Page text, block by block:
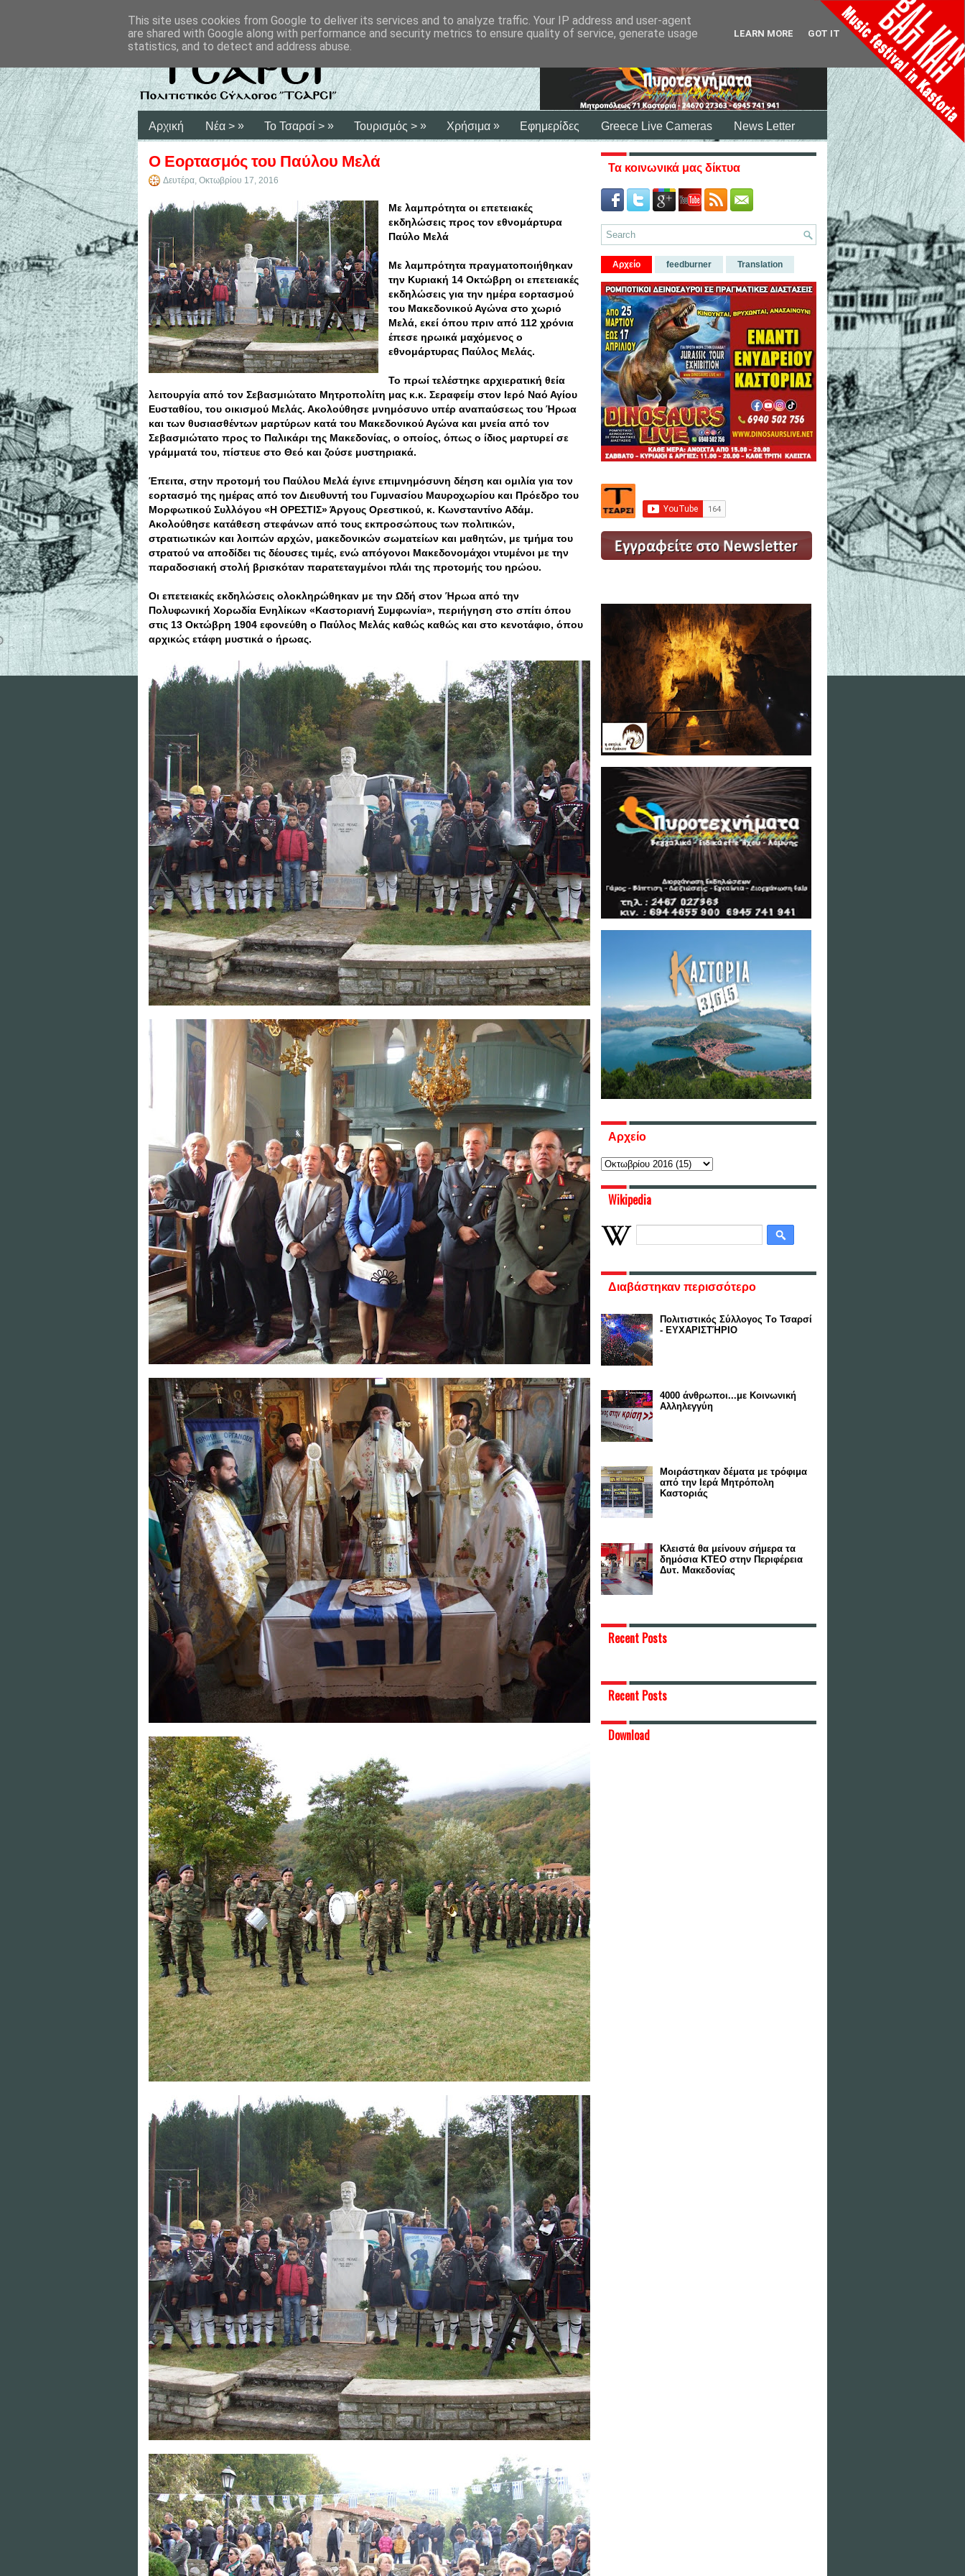
Αρχική Νέα > » Το Τσαρσί > » Τουρισμός > » Χρήσιμα » Εφημερίδες Greece Live Cameras News Letter
Ο Εορτασμός του Παύλου Μελά
Δευτέρα, Οκτωβρίου 17, 2016
Με λαμπρότητα οι επετειακές
εκδηλώσεις προς τον εθνομάρτυρα
Παύλο Μελά
Mε λαμπρότητα πραγματοποιήθηκαν
την Κυριακή 14 Οκτώβρη οι επετειακές
εκδηλώσεις για την ημέρα εορτασμού
του Μακεδονικού Αγώνα στο χωριό
Μελά, εκεί όπου πριν από 112 χρόνια
έπεσε ηρωικά μαχόμενος ο
εθνομάρτυρας Παύλος Μελάς.
Το πρωί τελέστηκε αρχιερατική θεία
λειτουργία από τον Σεβασμιώτατο Μητροπολίτη μας κ.κ. Σεραφείμ στον Ιερό Ναό Αγίου
Ευσταθίου, του οικισμού Μελάς. Ακολούθησε μνημόσυνο υπέρ αναπαύσεως του Ήρωα
και των θυσιασθέντων μαρτύρων κατά του Μακεδονικού Αγώνα και μνεία από τον
Σεβασμιώτατο προς το Παλικάρι της Μακεδονίας, ο οποίος, όπως ο ίδιος μαρτυρεί σε
γράμματά του, πίστευε στο Θεό και ζούσε μυστηριακά.
Έπειτα, στην προτομή του Παύλου Μελά έγινε επιμνημόσυνη δέηση και ομιλία για τον
εορτασμό της ημέρας από τον Διευθυντή του Γυμνασίου Μαυροχωρίου και Πρόεδρο του
Μορφωτικού Συλλόγου «Η ΟΡΕΣΤΙΣ» Άργους Ορεστικού, κ. Κωνσταντίνο Αδάμ.
Ακολούθησε κατάθεση στεφάνων από τους εκπροσώπους των πολιτικών,
στρατιωτικών και λοιπών αρχών, μακεδονικών σωματείων και μαθητών, με τμήμα του
στρατού να αποδίδει τις δέουσες τιμές, ενώ απόγονοι Μακεδονομάχοι ντυμένοι με την
παραδοσιακή στολή βρισκόταν παρατεταγμένοι πλάι της προτομής του ηρώου.
Οι επετειακές εκδηλώσεις ολοκληρώθηκαν με την Ωδή στον Ήρωα από την
Πολυφωνική Χορωδία Ενηλίκων «Καστοριανή Συμφωνία», περιήγηση στο σπίτι όπου
στις 13 Οκτώβρη 1904 εφονεύθη ο Παύλος Μελάς καθώς καθώς και στο κενοτάφιο, όπου
αρχικώς ετάφη μυστικά ο ήρωας.
Τα κοινωνικά μας δίκτυα
Αρχείο feedburner Translation
Αρχείο
Wikipedia
Διαβάστηκαν περισσότερο
Πολιτιστικός Σύλλογος Tο Τσαρσί
- ΕΥΧΑΡΙΣΤΉΡΙΟ
4000 άνθρωποι...με Κοινωνική
Αλληλεγγύη
Μοιράστηκαν δέματα με τρόφιμα
από την Ιερά Μητρόπολη
Καστοριάς
Κλειστά θα μείνουν σήμερα τα
δημόσια ΚΤΕΟ στην Περιφέρεια
Δυτ. Μακεδονίας
Recent Posts
Recent Posts
Download
This site uses cookies from Google to deliver its services and to analyze traffic. Your IP address and user-agent
are shared with Google along with performance and security metrics to ensure quality of service, generate usage
statistics, and to detect and address abuse.
LEARN MORE GOT IT